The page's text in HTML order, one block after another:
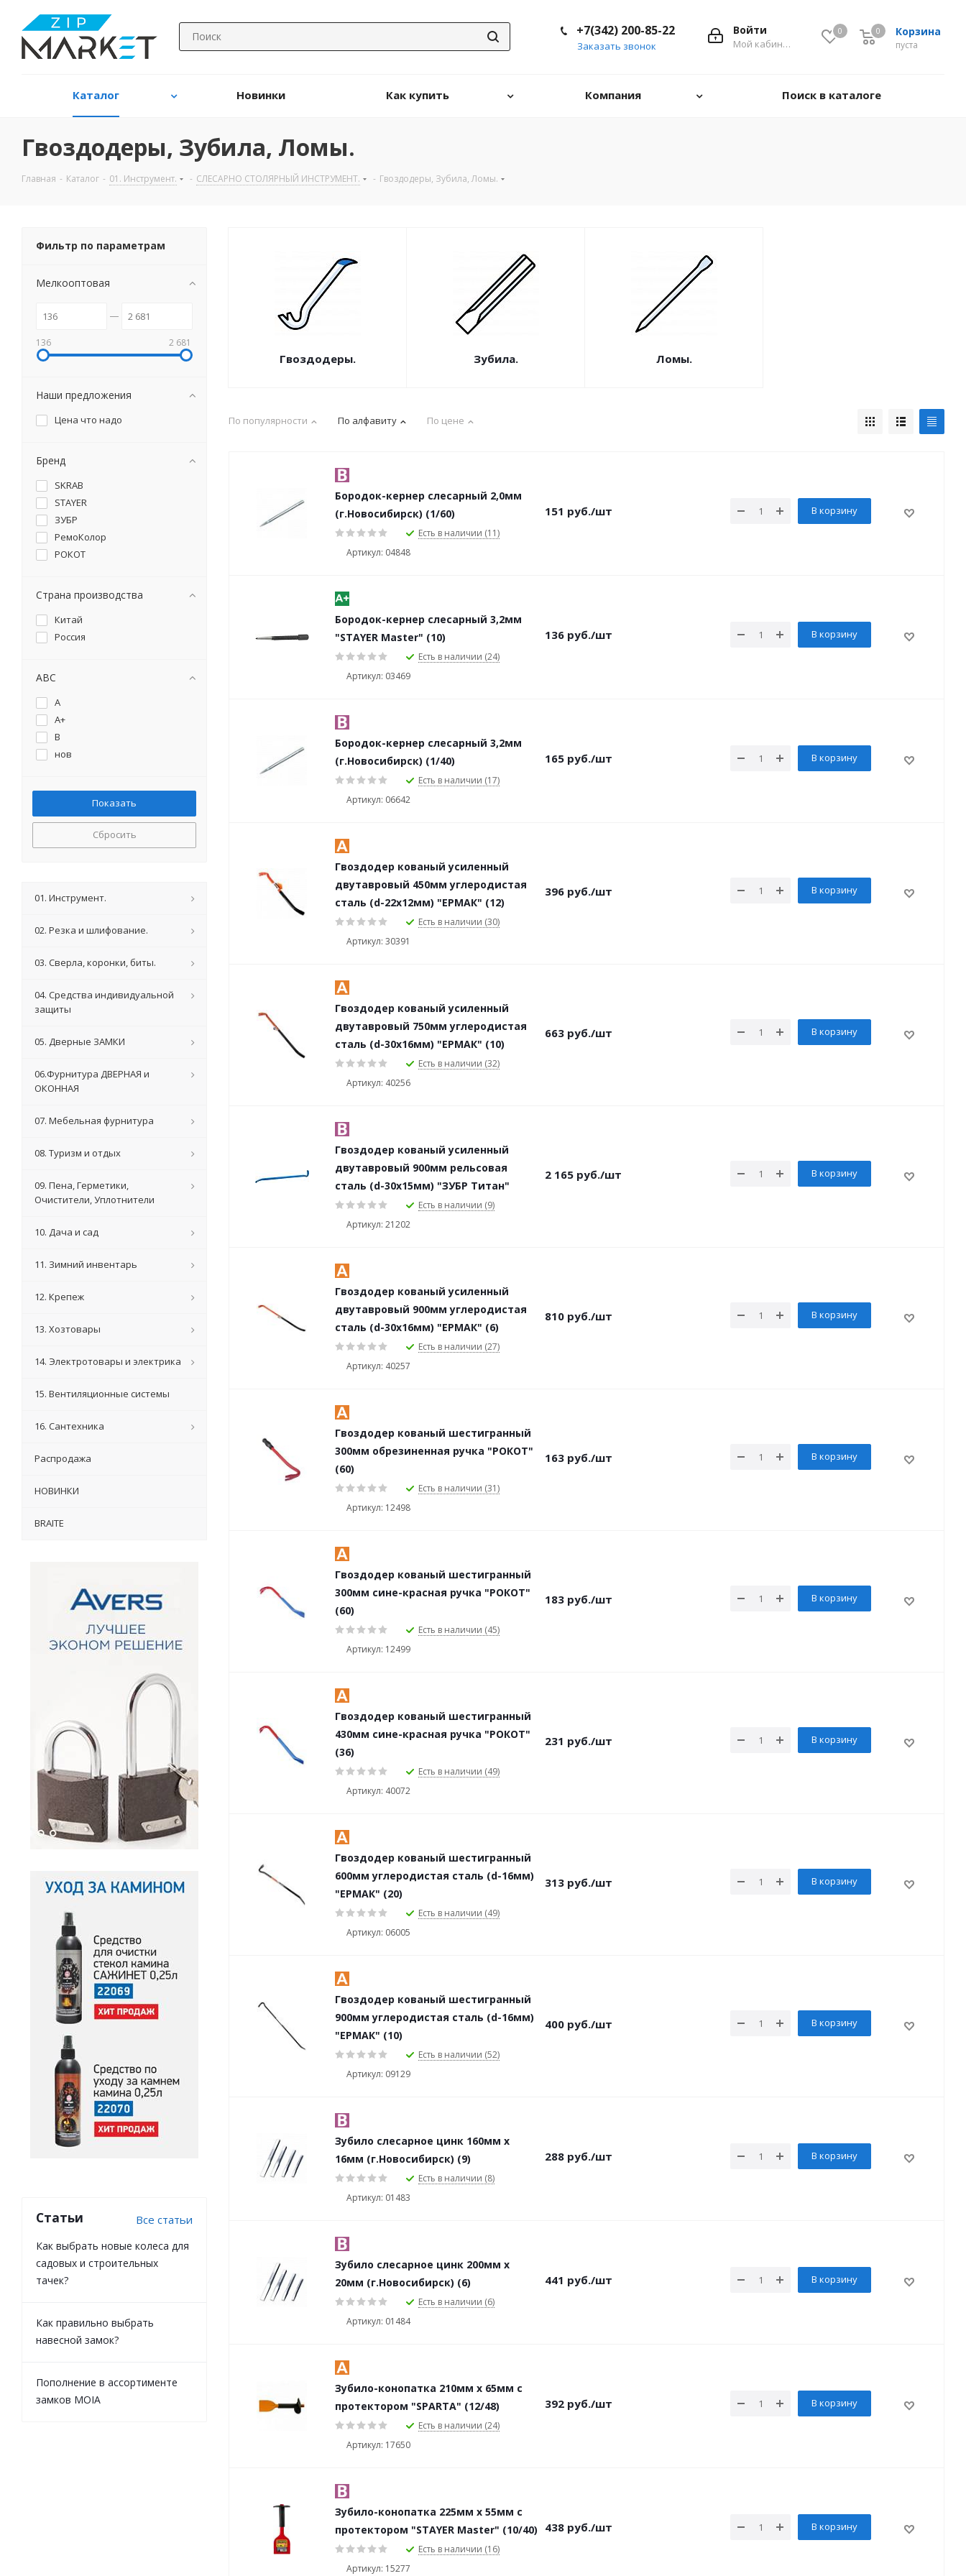
0 Корзина
0
пуста
0
Войти
Мой кабинет
+7(342) 200-85-22
Заказать звонок
Каталог Новинки Как купить Компания Поиск в каталоге
Гвоздодеры, Зубила, Ломы.
Главная - Каталог - 01. Инструмент. - CЛЕСАРНО СТОЛЯРНЫЙ ИНСТРУМЕНТ. - Гвоздодеры, Зубила, Ломы.
Гвоздодеры. Зубила. Ломы.
По популярности По алфавиту По цене
Бородок-кернер слесарный 2,0мм
(г.Новосибирск) (1/60)
Есть в наличии (11)
Артикул: 04848
151 руб./шт В корзину
Бородок-кернер слесарный 3,2мм
"STAYER Master" (10)
Есть в наличии (24)
Артикул: 03469
136 руб./шт В корзину
Бородок-кернер слесарный 3,2мм
(г.Новосибирск) (1/40)
Есть в наличии (17)
Артикул: 06642
165 руб./шт В корзину
Гвоздодер кованый усиленный
двутавровый 450мм углеродистая
сталь (d-22х12мм) "ЕРМАК" (12)
Есть в наличии (30)
Артикул: 30391
396 руб./шт В корзину
Гвоздодер кованый усиленный
двутавровый 750мм углеродистая
сталь (d-30х16мм) "ЕРМАК" (10)
Есть в наличии (32)
Артикул: 40256
663 руб./шт В корзину
Гвоздодер кованый усиленный
двутавровый 900мм рельсовая
сталь (d-30х15мм) "ЗУБР Титан"
Есть в наличии (9)
Артикул: 21202
2 165 руб./шт В корзину
Гвоздодер кованый усиленный
двутавровый 900мм углеродистая
сталь (d-30х16мм) "ЕРМАК" (6)
Есть в наличии (27)
Артикул: 40257
810 руб./шт В корзину
Гвоздодер кованый шестигранный
300мм обрезиненная ручка "РОКОТ"
(60)
Есть в наличии (31)
Артикул: 12498
163 руб./шт В корзину
Гвоздодер кованый шестигранный
300мм сине-красная ручка "РОКОТ"
(60)
Есть в наличии (45)
Артикул: 12499
183 руб./шт В корзину
Гвоздодер кованый шестигранный
430мм сине-красная ручка "РОКОТ"
(36)
Есть в наличии (49)
Артикул: 40072
231 руб./шт В корзину
Гвоздодер кованый шестигранный
600мм углеродистая сталь (d-16мм)
"ЕРМАК" (20)
Есть в наличии (49)
Артикул: 06005
313 руб./шт В корзину
Гвоздодер кованый шестигранный
900мм углеродистая сталь (d-16мм)
"ЕРМАК" (10)
Есть в наличии (52)
Артикул: 09129
400 руб./шт В корзину
Зубило слесарное цинк 160мм х
16мм (г.Новосибирск) (9)
Есть в наличии (8)
Артикул: 01483
288 руб./шт В корзину
Зубило слесарное цинк 200мм х
20мм (г.Новосибирск) (6)
Есть в наличии (6)
Артикул: 01484
441 руб./шт В корзину
Зубило-конопатка 210мм х 65мм с
протектором "SPARTA" (12/48)
Есть в наличии (24)
Артикул: 17650
392 руб./шт В корзину
Зубило-конопатка 225мм x 55мм с
протектором "STAYER Master" (10/40)
Есть в наличии (16)
Артикул: 15277
438 руб./шт В корзину
Фильтр по параметрам
Мелкооптовая
136 2 681
Наши предложения
Цена что надо
Бренд
SKRAB
STAYER
ЗУБР
РемоКолор
РОКОТ
Страна производства
Китай
Россия
ABC
A
A+
B
нов
Сбросить
01. Инструмент.
02. Резка и шлифование.
03. Сверла, коронки, биты.
04. Средства индивидуальной
защиты
05. Дверные ЗАМКИ
06.Фурнитура ДВЕРНАЯ и
ОКОННАЯ
07. Мебельная фурнитура
08. Туризм и отдых
09. Пена, Герметики,
Очистители, Уплотнители
10. Дача и сад
11. Зимний инвентарь
12. Крепеж
13. Хозтовары
14. Электротовары и электрика
15. Вентиляционные системы
16. Сантехника
Распродажа
НОВИНКИ
BRAITE
Статьи Все статьи
Как выбрать новые колеса для
садовых и строительных
тачек?
Как правильно выбрать
навесной замок?
Пополнение в ассортименте
замков MOIA